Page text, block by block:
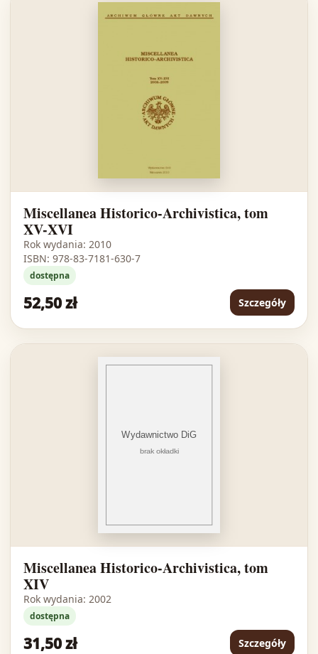
Miscellanea Historico-Archivistica, tom
XV-XVI
Rok wydania: 2010
ISBN: 978-83-7181-630-7
dostępna
52,50 zł Szczegóły
Miscellanea Historico-Archivistica, tom
XIV
Rok wydania: 2002
dostępna
31,50 zł Szczegóły